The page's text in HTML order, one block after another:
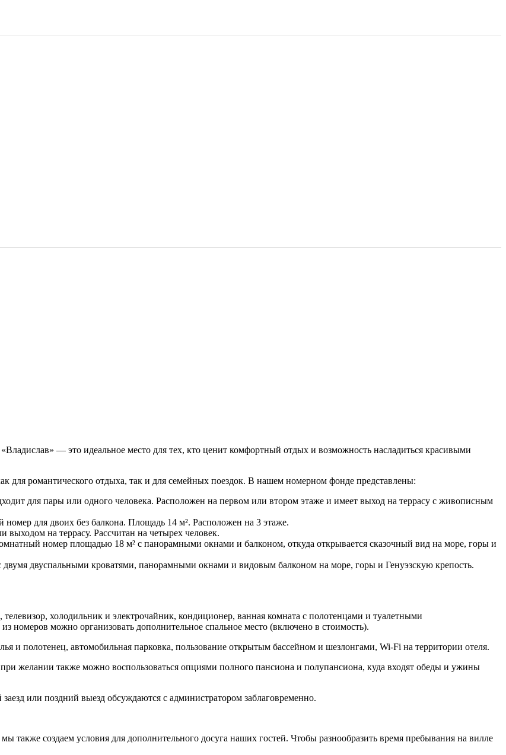
— это идеальное место для тех, кто ценит комфортный отдых и возможность насладиться красивыми
для романтического отдыха, так и для семейных поездок. В нашем номерном фонде представлены:
для пары или одного человека. Расположен на первом или втором этаже и имеет выход на террасу с живописным
для двоих без балкона. Площадь 14 м². Расположен на 3 этаже.
на террасу. Рассчитан на четырех человек.
номер площадью 18 м² с панорамными окнами и балконом, откуда открывается сказочный вид на море, горы и
двуспальными кроватями, панорамными окнами и видовым балконом на море, горы и Генуэзскую крепость.
холодильник и электрочайник, кондиционер, ванная комната с полотенцами и туалетными
номеров можно организовать дополнительное спальное место (включено в стоимость).
и полотенец, автомобильная парковка, пользование открытым бассейном и шезлонгами, Wi-Fi на территории отеля.
желании также можно воспользоваться опциями полного пансиона и полупансиона, куда входят обеды и ужины
или поздний выезд обсуждаются с администратором заблаговременно.
также создаем условия для дополнительного досуга наших гостей. Чтобы разнообразить время пребывания на вилле